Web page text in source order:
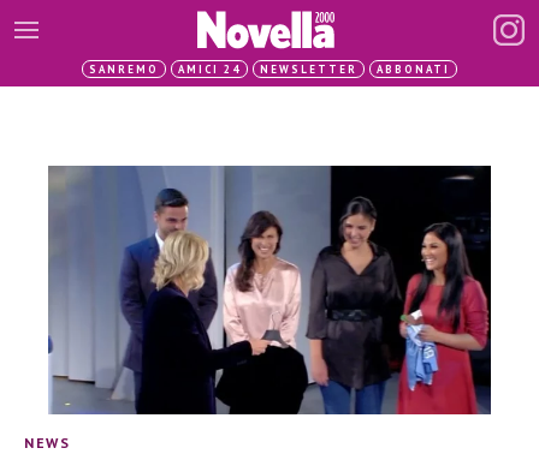
SANREMO AMICI 24 NEWSLETTER ABBONATI
NEWS